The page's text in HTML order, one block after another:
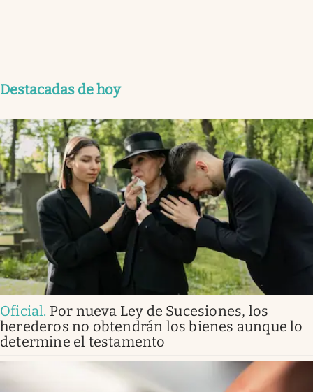
Destacadas de hoy
Oficial. Por nueva Ley de Sucesiones, los
herederos no obtendrán los bienes aunque lo
determine el testamento